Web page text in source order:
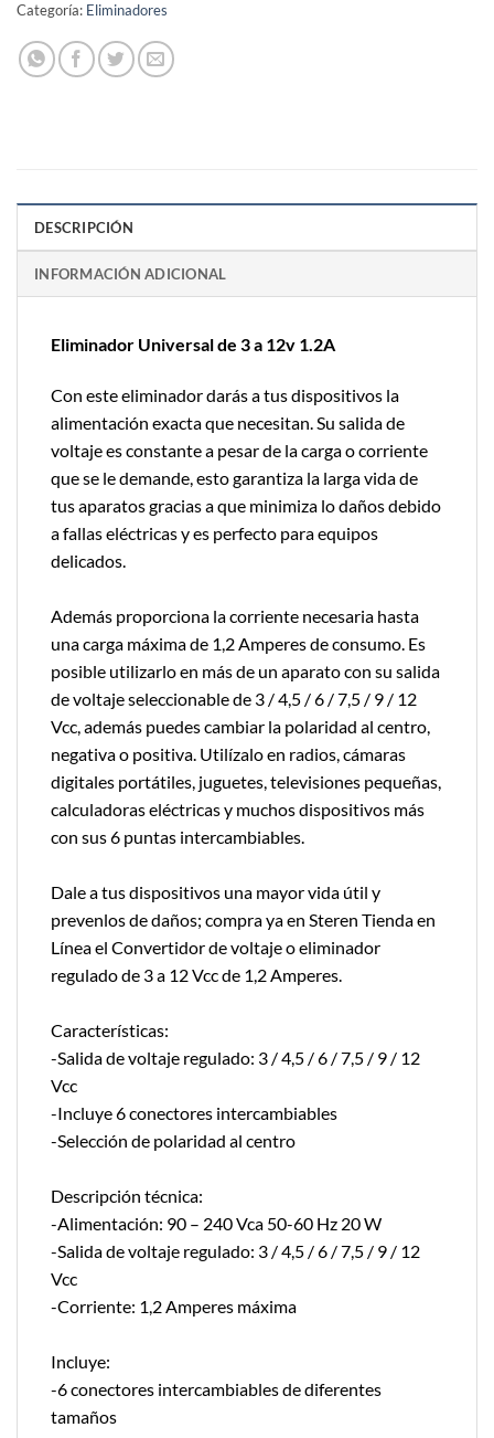
Categoría: Eliminadores
DESCRIPCIÓN
INFORMACIÓN ADICIONAL
Eliminador Universal de 3 a 12v 1.2A
Con este eliminador darás a tus dispositivos la
alimentación exacta que necesitan. Su salida de
voltaje es constante a pesar de la carga o corriente
que se le demande, esto garantiza la larga vida de
tus aparatos gracias a que minimiza lo daños debido
a fallas eléctricas y es perfecto para equipos
delicados.
Además proporciona la corriente necesaria hasta
una carga máxima de 1,2 Amperes de consumo. Es
posible utilizarlo en más de un aparato con su salida
de voltaje seleccionable de 3 / 4,5 / 6 / 7,5 / 9 / 12
Vcc, además puedes cambiar la polaridad al centro,
negativa o positiva. Utilízalo en radios, cámaras
digitales portátiles, juguetes, televisiones pequeñas,
calculadoras eléctricas y muchos dispositivos más
con sus 6 puntas intercambiables.
Dale a tus dispositivos una mayor vida útil y
prevenlos de daños; compra ya en Steren Tienda en
Línea el Convertidor de voltaje o eliminador
regulado de 3 a 12 Vcc de 1,2 Amperes.
Características:
-Salida de voltaje regulado: 3 / 4,5 / 6 / 7,5 / 9 / 12
Vcc
-Incluye 6 conectores intercambiables
-Selección de polaridad al centro
Descripción técnica:
-Alimentación: 90 – 240 Vca 50-60 Hz 20 W
-Salida de voltaje regulado: 3 / 4,5 / 6 / 7,5 / 9 / 12
Vcc
-Corriente: 1,2 Amperes máxima
Incluye:
-6 conectores intercambiables de diferentes
tamaños